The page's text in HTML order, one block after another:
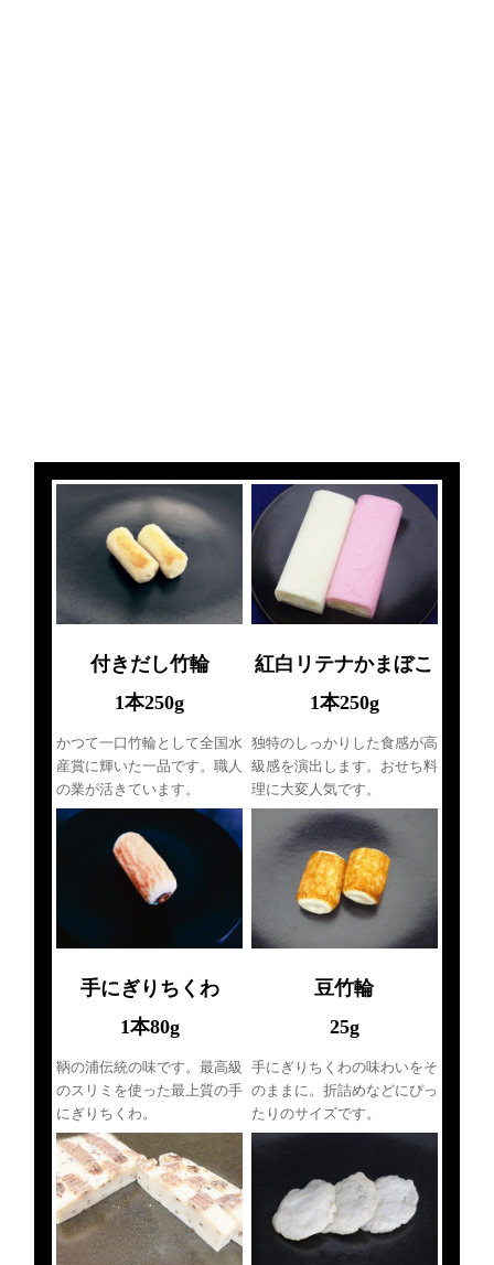
紅白リテナかまぼこ
1本250g
独特のしっかりした食感が高
級感を演出します。おせち料
理に大変人気です。
付きだし竹輪
1本250g
かつて一口竹輪として全国水
産賞に輝いた一品です。職人
の業が活きています。
豆竹輪
25g
手にぎりちくわの味わいをそ
のままに。折詰めなどにぴっ
たりのサイズです。
手にぎりちくわ
1本80g
鞆の浦伝統の味です。最高級
のスリミを使った最上質の手
にぎりちくわ。